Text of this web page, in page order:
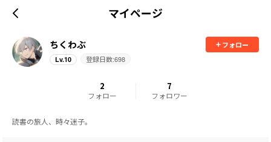
マイページ
ちくわぶ
フォロー
Lv.10 登録日数:698
2
フォロー
7
フォロワー
読書の旅人、時々迷子。